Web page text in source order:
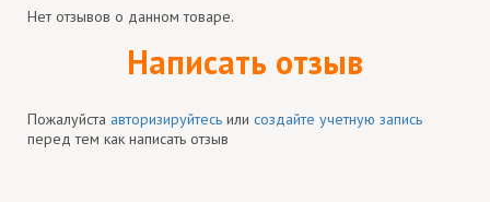
Нет отзывов о данном товаре.
Написать отзыв
Пожалуйста авторизируйтесь или создайте учетную запись
перед тем как написать отзыв